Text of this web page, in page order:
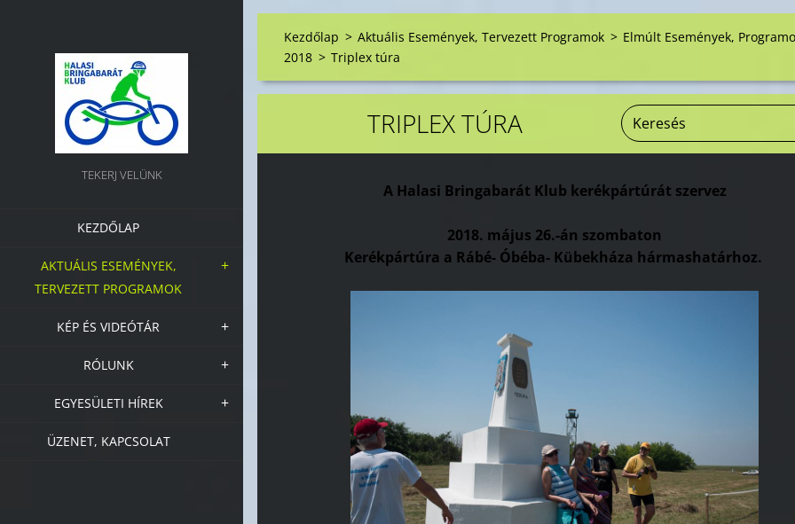
TEKERJ VELÜNK
KEZDŐLAP
AKTUÁLIS ESEMÉNYEK,
TERVEZETT PROGRAMOK
KÉP ÉS VIDEÓTÁR
RÓLUNK
EGYESÜLETI HÍREK
ÜZENET, KAPCSOLAT
Kezdőlap > Aktuális Események, Tervezett Programok > Elmúlt Események,
2018 > Triplex túra
TRIPLEX TÚRA
A Halasi Bringabarát Klub kerékpártúrát szervez
2018. május 26.-án szombaton
Kerékpártúra a Rábé- Óbéba- Kübekháza hármashatárhoz.